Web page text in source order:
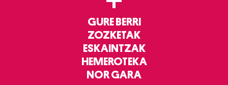
GURE BERRI
ZOZKETAK
ESKAINTZAK
HEMEROTEKA
NOR GARA